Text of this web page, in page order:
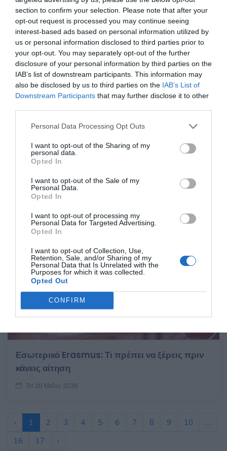
section to confirm your selection. Please note that after your
opt-out request is processed you may continue seeing
interest-based ads based on personal information utilized by
us or personal information disclosed to third parties prior to
your opt-out. You may separately opt-out of the further
disclosure of your personal information by third parties on the
IAB’s list of downstream participants. This information may
also be disclosed by us to third parties on the IAB’s List of
Downstream Participants that may further disclose it to other
Personal Data Processing Opt Outs
I want to opt-out of the Sharing of my
personal data.
Opted In
I want to opt-out of the Sale of my
Personal Data.
Opted In
I want to opt-out of processing my
Personal Data for Targeted Advertising.
Opted In
I want to opt-out of Collection, Use,
Retention, Sale, and/or Sharing of my
Personal Data that Is Unrelated with the
Purposes for which it was collected.
Opted Out
CONFIRM
Εξεταστική περίοδος: Πώς να οργανώσεις
υποχρεώσεις
Εσωτερικό Erasmus: Τι πρέπει να ξέρεις πριν
κάνεις αίτηση
Τετ 20 Μαΐου 2026
‹ 1 2 3 4 5 6 7 8 9 10
...
16
17 ›